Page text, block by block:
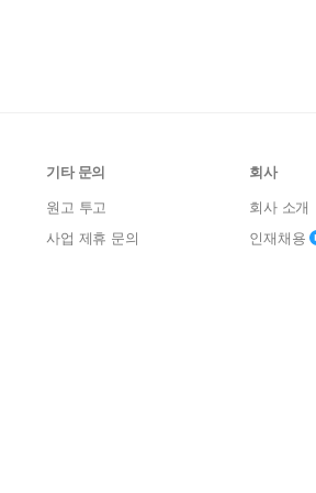
기타 문의
원고 투고
사업 제휴 문의
회사
회사 소개
인재채용